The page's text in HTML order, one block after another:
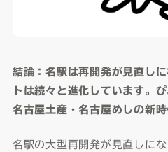
結論：名駅は再開発が見直し
トは続々と進化しています。
名古屋土産・名古屋めしの新時
名駅の大型再開発が見直しに